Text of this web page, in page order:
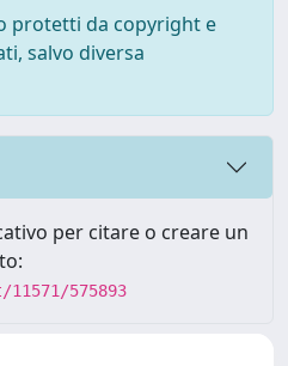
protetti da copyright e
salvo diversa
per citare o creare un
575893